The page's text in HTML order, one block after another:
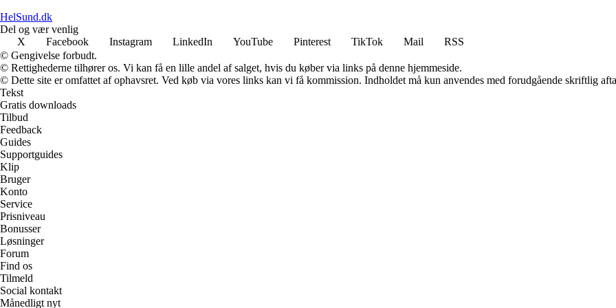
HelSund.dk
Del og vær venlig
X
Facebook Instagram LinkedIn YouTube Pinterest TikTok Mail
RSS
© Gengivelse forbudt.
© Rettighederne tilhører os. Vi kan få en lille andel af salget, hvis du køber via links på denne hjemmeside.
© Dette site er omfattet af ophavsret. Ved køb via vores links kan vi få kommission. Indholdet må kun anvendes med forudgående skriftlig
Tekst
Gratis downloads
Tilbud
Feedback
Guides
Supportguides
Klip
Bruger
Konto
Service
Prisniveau
Bonusser
Løsninger
Forum
Find os
Tilmeld
Social kontakt
Månedligt nyt